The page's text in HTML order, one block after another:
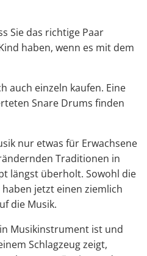
Sie das richtige Paar
haben, wenn es mit dem
auch einzeln kaufen. Eine
Snare Drums finden
nur etwas für Erwachsene
Traditionen in
längst überholt. Sowohl die
jetzt einen ziemlich
die Musik.
Musikinstrument ist und
Schlagzeug zeigt,